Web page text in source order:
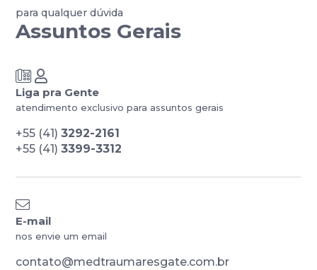
para qualquer dúvida
Assuntos Gerais
Liga pra Gente
atendimento exclusivo para assuntos gerais
+55 (41) 3292-2161
+55 (41) 3399-3312
E-mail
nos envie um email
contato@medtraumaresgate.com.br